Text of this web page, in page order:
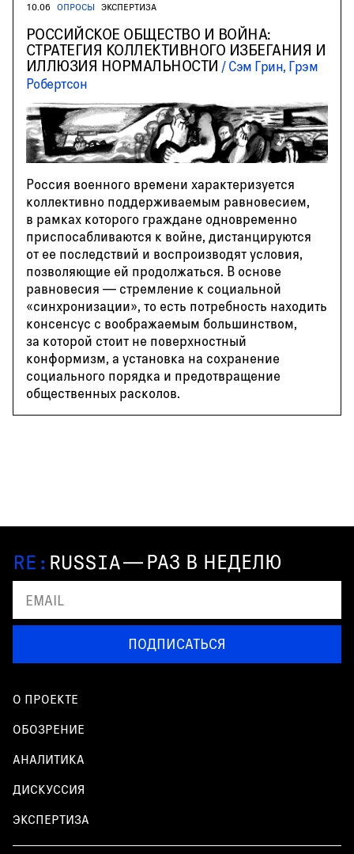
10.06 ОПРОСЫ ЭКСПЕРТИЗА
РОССИЙСКОЕ ОБЩЕСТВО И ВОЙНА:
СТРАТЕГИЯ КОЛЛЕКТИВНОГО ИЗБЕГАНИЯ И
ИЛЛЮЗИЯ НОРМАЛЬНОСТИ
Сэм Грин, Грэм
Робертсон
Россия военного времени характеризуется
коллективно поддерживаемым равновесием,
в рамках которого граждане одновременно
приспосабливаются к войне, дистанцируются
от ее последствий и воспроизводят условия,
позволяющие ей продолжаться. В основе
равновесия — стремление к социальной
«синхронизации», то есть потребность находить
консенсус с воображаемым большинством,
за которой стоит не поверхностный
конформизм, а установка на сохранение
социального порядка и предотвращение
общественных расколов.
— РАЗ В НЕДЕЛЮ
ПОДПИСАТЬСЯ
О ПРОЕКТЕ
ОБОЗРЕНИЕ
АНАЛИТИКА
ДИСКУССИЯ
ЭКСПЕРТИЗА